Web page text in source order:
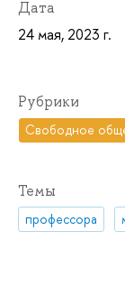
Дата
24 мая, 2023 г.
Рубрики
Свободное
Темы
профессора